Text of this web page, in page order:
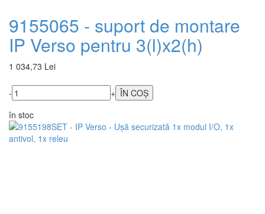
9155065 - suport de montare
IP Verso pentru 3(l)x2(h)
1 034,73 Lei
-
+
în stoc